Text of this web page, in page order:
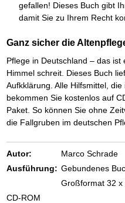
gefallen! Dieses Buch gibt
damit Sie zu Ihrem Recht
Ganz sicher die
Pflege in Deutschland – das
Himmel schreit. Dieses Buch
Aufkklärung. Alle Hilfsmittel,
bekommen Sie kostenlos auf
Paket. So können Sie ohne
die Fallgruben im deutschen
Autor:
Marco Schrade
Ausführung: Gebundenes
Großformat 32 x
CD-ROM